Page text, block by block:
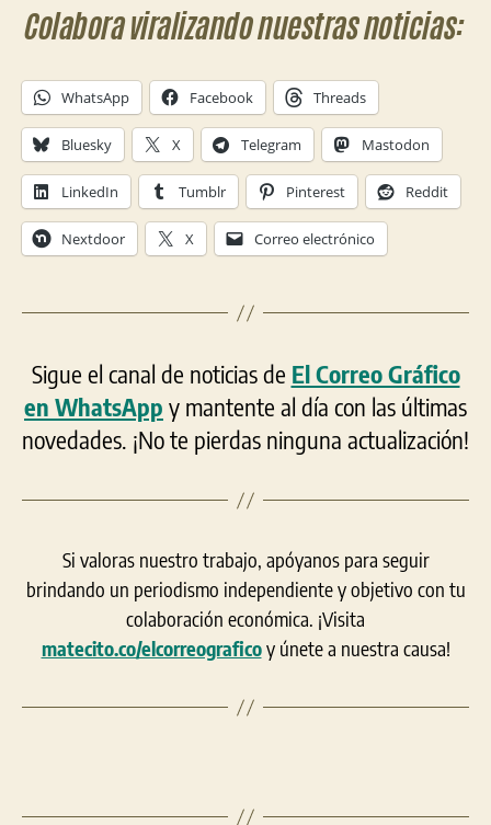
Colabora viralizando nuestras noticias:
WhatsApp Facebook Threads
Bluesky X Telegram Mastodon
LinkedIn Tumblr Pinterest Reddit
Nextdoor X Correo electrónico
Sigue el canal de noticias de El Correo Gráfico
en WhatsApp y mantente al día con las últimas
novedades. ¡No te pierdas ninguna actualización!
Si valoras nuestro trabajo, apóyanos para seguir
brindando un periodismo independiente y objetivo con tu
colaboración económica. ¡Visita
matecito.co/elcorreograficoy únete a nuestra causa!